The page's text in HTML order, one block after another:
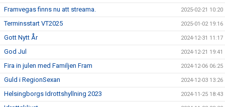
Framvegas finns nu att streama. 2025-02-21 10:20
Terminsstart VT2025 2025-01-02 19:16
Gott Nytt År 2024-12-31 11:17
God Jul 2024-12-21 19:41
Fira in julen med Familjen Fram 2024-12-06 06:25
Guld i RegionSexan 2024-12-03 13:26
Helsingborgs Idrottshyllning 2023 2024-11-25 18:43